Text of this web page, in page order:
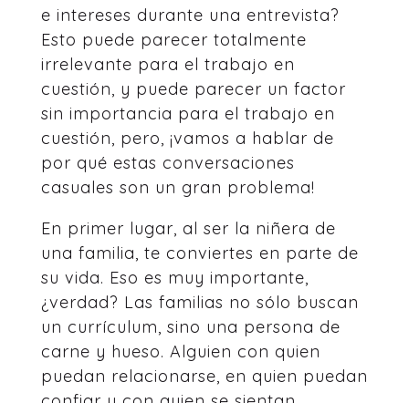
e intereses durante una entrevista?
Esto puede parecer totalmente
irrelevante para el trabajo en
cuestión, y puede parecer un factor
sin importancia para el trabajo en
cuestión, pero, ¡vamos a hablar de
por qué estas conversaciones
casuales son un gran problema!
En primer lugar, al ser la niñera de
una familia, te conviertes en parte de
su vida. Eso es muy importante,
¿verdad? Las familias no sólo buscan
un currículum, sino una persona de
carne y hueso. Alguien con quien
puedan relacionarse, en quien puedan